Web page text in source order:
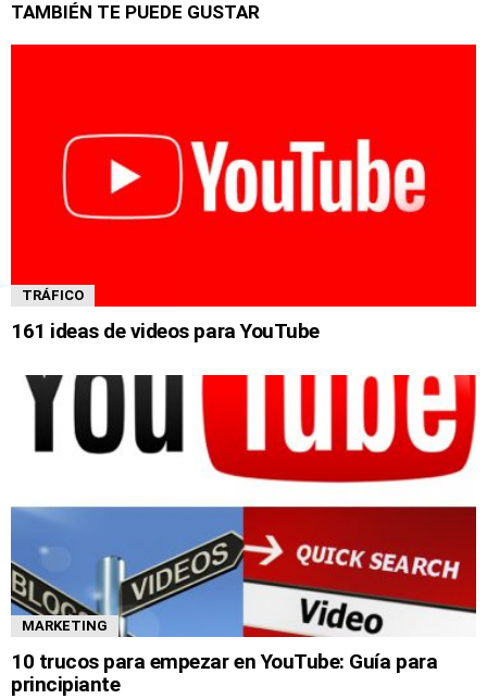
TAMBIÉN TE PUEDE GUSTAR
TRÁFICO
161 ideas de videos para YouTube
MARKETING
10 trucos para empezar en YouTube: Guía para
principiante